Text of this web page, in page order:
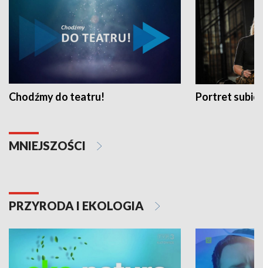
Chodźmy do teatru! Portret
MNIEJSZOŚCI
PRZYRODA I EKOLOGIA